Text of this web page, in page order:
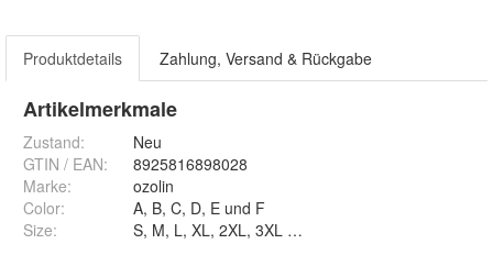
Produktdetails Zahlung, Versand & Rückgabe
Artikelmerkmale
Zustand:
Neu
GTIN / EAN:
8925816898028
Marke:
ozolin
Color:
A, B, C, D, E und F
Size: